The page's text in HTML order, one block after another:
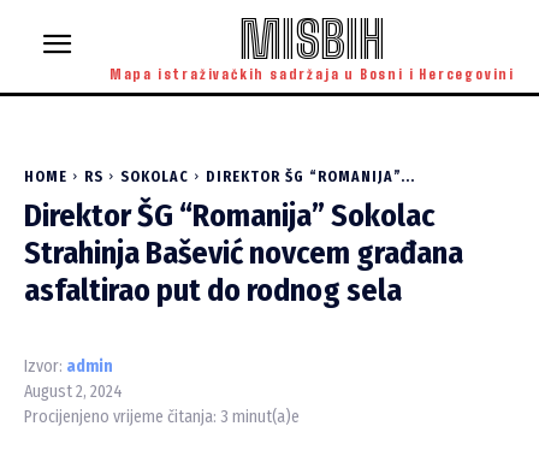
MISBIH
Mapa istraživačkih sadržaja u Bosni i Hercegovini
HOME RS SOKOLAC DIREKTOR ŠG “ROMANIJA”...
Direktor ŠG “Romanija” Sokolac
Strahinja Bašević novcem građana
asfaltirao put do rodnog sela
Izvor: admin
August 2, 2024
Procijenjeno vrijeme čitanja: 3 minut(a)e